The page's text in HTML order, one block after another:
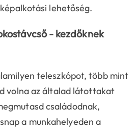
lehetőség.
- kezdőknek
teleszkópot, több mint
volna az általad látottakat
családodnak,
a munkahelyeden a